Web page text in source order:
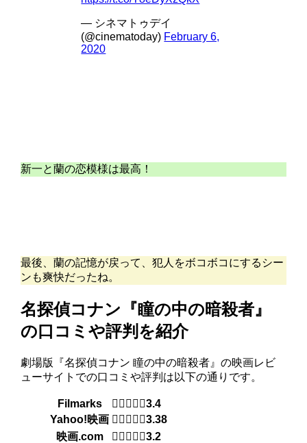
— シネマトゥデイ
(@cinematoday) February 6,
2020
新一と蘭の恋模様は最高！
最後、蘭の記憶が戻って、犯人をボコボコにするシー
ンも爽快だったね。
名探偵コナン『瞳の中の暗殺者』
の口コミや評判を紹介
劇場版『名探偵コナン 瞳の中の暗殺者』の映画レビ
ューサイトでの口コミや評判は以下の通りです。
Filmarks
3.4
Yahoo!映画
3.38
映画.com
3.2